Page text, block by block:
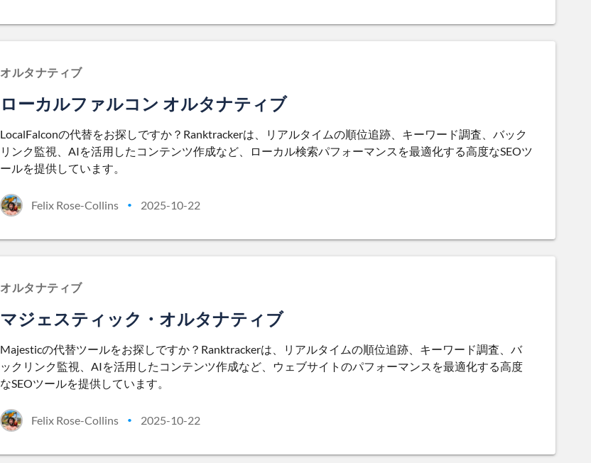
オルタナティブ
ローカルファルコン オルタナティブ
LocalFalconの代替をお探しですか？Ranktrackerは、リアルタイムの順位追跡、キーワード調査、バック
リンク監視、AIを活用したコンテンツ作成など、ローカル検索パフォーマンスを最適化する高度なSEOツ
ールを提供しています。
Felix Rose-Collins • 2025-10-22
オルタナティブ
マジェスティック・オルタナティブ
Majesticの代替ツールをお探しですか？Ranktrackerは、リアルタイムの順位追跡、キーワード調査、バ
ックリンク監視、AIを活用したコンテンツ作成など、ウェブサイトのパフォーマンスを最適化する高度
なSEOツールを提供しています。
Felix Rose-Collins • 2025-10-22